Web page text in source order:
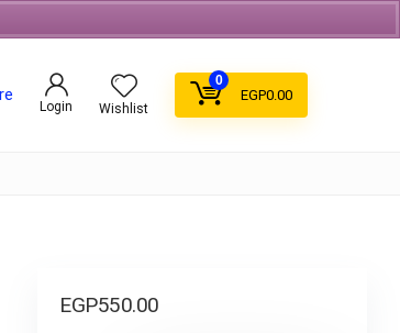
Login Wishlist
0
EGP0.00
EGP550.00